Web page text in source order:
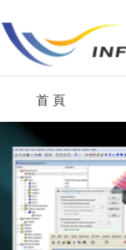
首 頁